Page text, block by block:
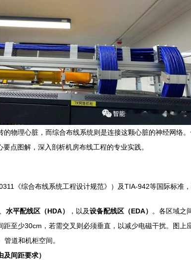
物理心脏，而综合布线系统则是连接这颗心脏的神经网络
点图解，深入剖析机房布线工程的专业实践。
《综合布线系统工程设计规范》）及TIA-942等国际标准
水平配线区（HDA） ，以及设备配线区（EDA）
。各区域之
至少30cm，若需交叉则必须垂直，以减少电磁干扰。图上
道和机柜空间。
间距要求）